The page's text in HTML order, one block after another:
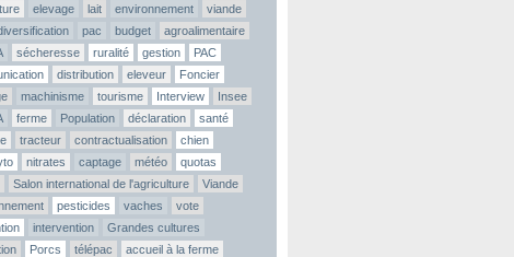
elevage lait environnement
viande
pac budget
agroalimentaire
sécheresse ruralité gestion
PAC
distribution eleveur
Foncier
machinisme tourisme Interview
Insee
ferme Population déclaration
santé
tracteur contractualisation
chien
nitrates captage météo
quotas
Salon international de l'agriculture
Viande
pesticides vaches
vote
intervention
Grandes cultures
Porcs télépac accueil à la ferme